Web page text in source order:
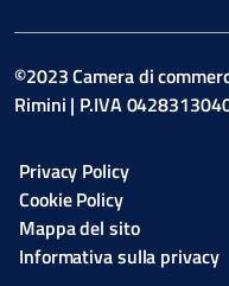
©2023 Camera di
Rimini | P.IVA
Privacy Policy
Cookie Policy
Mappa del sito
Informativa sulla privacy